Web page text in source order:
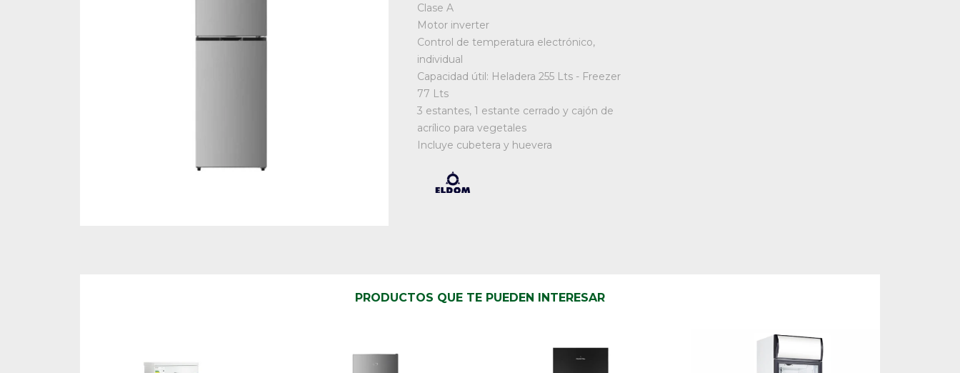
Clase A
Motor inverter
Control de temperatura electrónico,
individual
Capacidad útil: Heladera 255 Lts - Freezer
77 Lts
3 estantes, 1 estante cerrado y cajón de
acrílico para vegetales
Incluye cubetera y huevera
PRODUCTOS QUE TE PUEDEN INTERESAR